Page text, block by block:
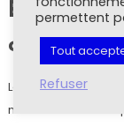
couronne
La Coros Vertix
montres de la
permettent
Tout
Refuser